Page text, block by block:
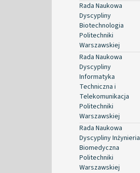
Rada Naukowa
Dyscypliny
Biotechnologia
Politechniki
Warszawskiej
Rada Naukowa
Dyscypliny
Informatyka
Techniczna i
Telekomunikacja
Politechniki
Warszawskiej
Rada Naukowa
Dyscypliny Inżynieria
Biomedyczna
Politechniki
Warszawskiej